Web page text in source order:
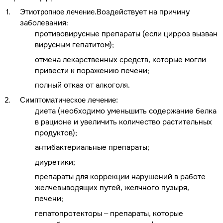
Этиотропное лечение.Воздействует на причину
заболевания:
противовирусные препараты (если цирроз вызван
вирусным гепатитом);
отмена лекарственных средств, которые могли
привести к поражению печени;
полный отказ от алкоголя.
Симптоматическое лечение:
диета (необходимо уменьшить содержание белка
в рационе и увеличить количество растительных
продуктов);
антибактериальные препараты;
диуретики;
препараты для коррекции нарушений в работе
желчевыводящих путей, желчного пузыря,
печени;
гепатопротекторы – препараты, которые